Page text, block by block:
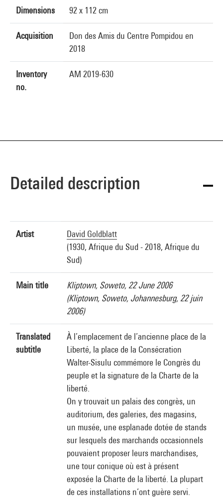
Dimensions 92 x 112 cm
Acquisition
Don des Amis du Centre Pompidou en
2018
Inventory
no.
AM 2019-630
Detailed description
Artist
David Goldblatt
(1930, Afrique du Sud - 2018, Afrique du
Sud)
Main title
Kliptown, Soweto, 22 June 2006
(Kliptown, Soweto, Johannesburg, 22 juin
2006)
Translated
subtitle
À l’emplacement de l’ancienne place de la
Liberté, la place de la Consécration
Walter-Sisulu commémore le Congrès du
peuple et la signature de la Charte de la
liberté.
On y trouvait un palais des congrès, un
auditorium, des galeries, des magasins,
un musée, une esplanade dotée de stands
sur lesquels des marchands occasionnels
pouvaient proposer leurs marchandises,
une tour conique où est à présent
exposée la Charte de la liberté. La plupart
de ces installations n’ont guère servi.